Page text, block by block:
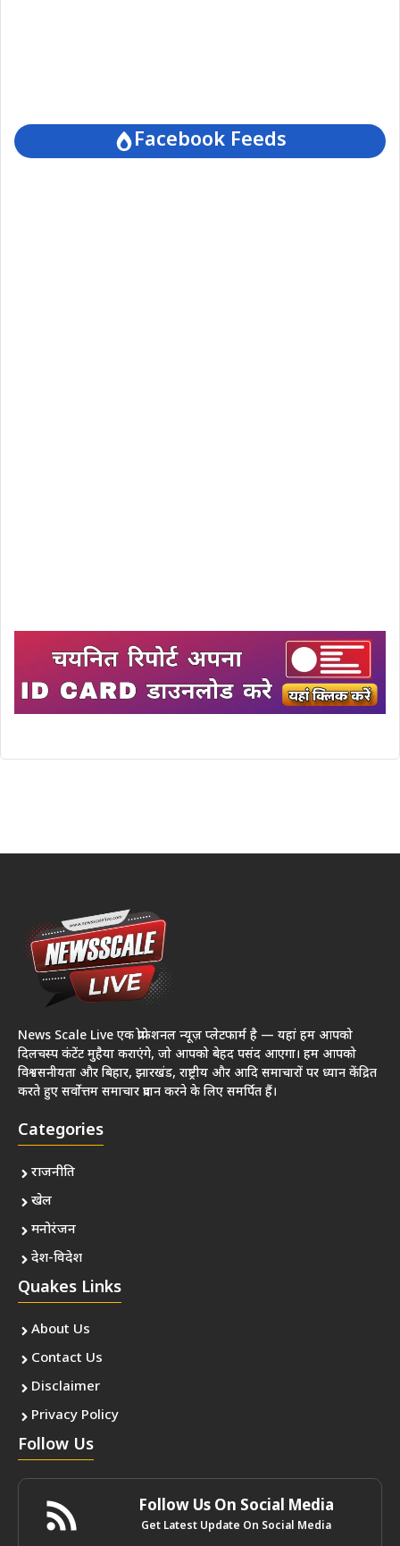
Facebook Feeds
News Scale Live एक प्रोफेशनल न्यूज़ प्लेटफार्म है — यहां हम आपको
दिलचस्प कंटेंट मुहैया कराएंगे, जो आपको बेहद पसंद आएगा। हम आपको
विश्वसनीयता और बिहार, झारखंड, राष्ट्रीय और आदि समाचारों पर ध्यान केंद्रित
करते हुए सर्वोत्तम समाचार प्रदान करने के लिए समर्पित हैं।
Categories
राजनीति
खेल
मनोरंजन
देश-विदेश
Quakes Links
About Us
Contact Us
Disclaimer
Privacy Policy
Follow Us
Follow Us On Social Media
Get Latest Update On Social Media